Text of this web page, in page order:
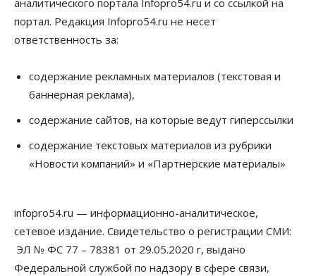
профессиональное сообщество стендап-комиков
10 Августа 2026, 13:30
Недвижимость
10 Августа 2026, 13:15
Общество
Цены в ресторанах Новосибирска выросли на 8%
Власть
10 Августа 2026, 12:15
В Новосибирской области число дел о
банкротстве с начала года выросло на 7,2 %
аналитического портала Infopro54.ru и со ссылкой на
портал. Редакция Infopro54.ru не несет
ответственность за:
содержание рекламных материалов (текстовая и
баннерная реклама),
содержание сайтов, на которые ведут гиперссылки
содержание текстовых материалов из рубрики
«Новости компаний» и «Партнерские материалы»
infopro54.ru — информационно-аналитическое,
сетевое издание. Свидетельство о регистрации СМИ:
ЭЛ № ФС 77 – 78381 от 29.05.2020 г, выдано
Федеральной службой по надзору в сфере связи,